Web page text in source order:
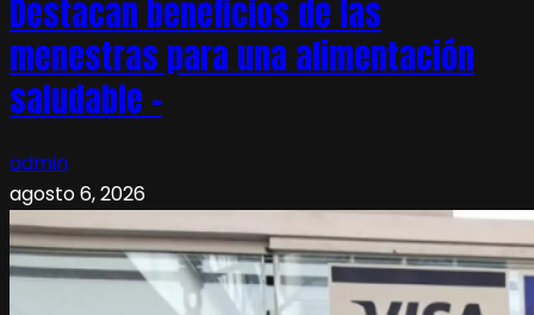
Destacan beneficios de las
menestras para una alimentación
saludable –
admin
agosto 6, 2026